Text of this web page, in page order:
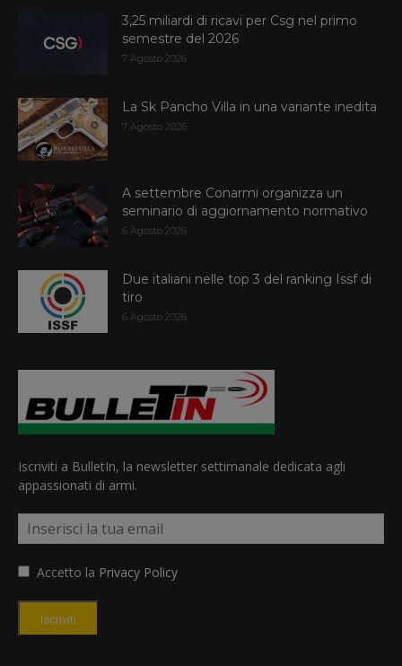
3,25 miliardi di ricavi per Csg nel primo
semestre del 2026
7 Agosto 2026
La Sk Pancho Villa in una variante inedita
7 Agosto 2026
A settembre Conarmi organizza un
seminario di aggiornamento normativo
6 Agosto 2026
Due italiani nelle top 3 del ranking Issf di
tiro
6 Agosto 2026
Iscriviti a BulletIn, la newsletter settimanale dedicata agli
appassionati di armi.
Accetto la Privacy Policy
Iscriviti